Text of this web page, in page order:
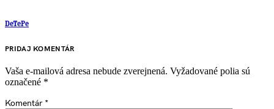
DeTePe
PRIDAJ KOMENTÁR
Vaša e-mailová adresa nebude zverejnená. Vyžadované polia sú
označené *
Komentár *